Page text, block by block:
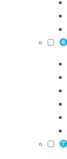
6
7